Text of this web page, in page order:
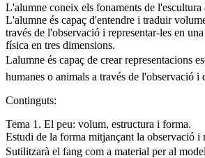
L'alumne coneix els fonaments de l'escultura
L'alumne és capaç d'entendre i traduir
través de l'observació i representar-les en
física en tres dimensions.
Lalumne és capaç de crear representacions
humanes o animals a través de l'observació i
Continguts:
Tema 1. El peu: volum, estructura i forma.
Estudi de la forma mitjançant la observació i
Sutilitzarà el fang com a material per al